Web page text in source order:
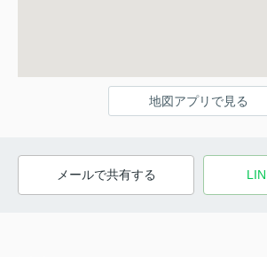
地図アプリで見る
メールで共有する